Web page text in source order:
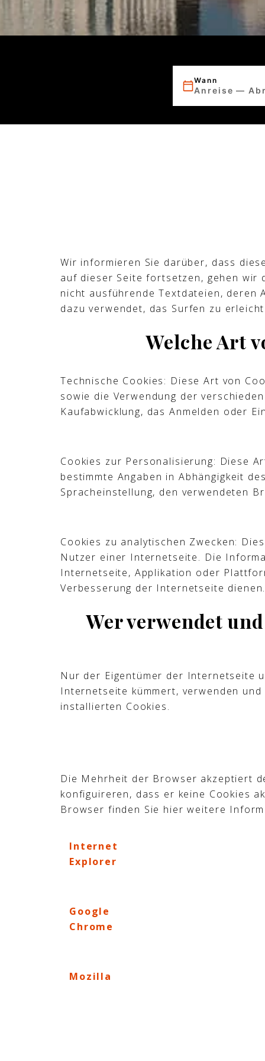
Wann
Anreise —
Wir informieren Sie darüber, dass
auf dieser Seite fortsetzen, gehen wir
nicht ausführende Textdateien, deren
dazu verwendet, das Surfen zu
Welche Art
Technische Cookies: Diese Art von
sowie die Verwendung der
Kaufabwicklung, das Anmelden oder
Cookies zur Personalisierung: Diese
bestimmte Angaben in Abhängigkeit
Spracheinstellung, den verwendeten
Cookies zu analytischen Zwecken:
Nutzer einer Internetseite. Die
Internetseite, Applikation oder
Verbesserung der Internetseite
Wer verwendet
Nur der Eigentümer der Internetseite
Internetseite kümmert, verwenden
installierten Cookies.
Die Mehrheit der Browser akzeptiert
konfiguireren, dass er keine Cookies
Browser finden Sie hier weitere
Internet
Explorer
Google
Chrome
Mozilla